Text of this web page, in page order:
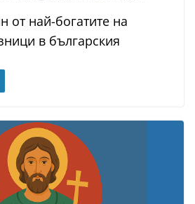
от най-богатите на
в българския